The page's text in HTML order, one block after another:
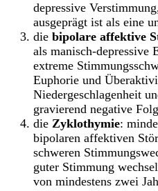
depressive
ausgeprägt ist als eine
die bipolare affektive
als manisch-depressive
extreme
Euphorie und
Niedergeschlagenheit
gravierend negative
die Zyklothymie:
bipolaren affektiven
schweren
guter Stimmung
von mindestens zwei